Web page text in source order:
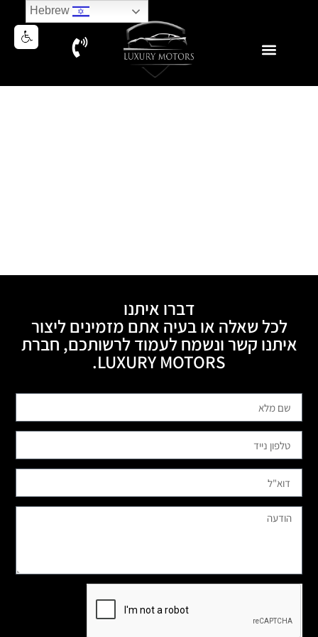
דברו איתנו
לכל שאלה או בעיה אתם מזמינים ליצור
איתנו קשר ונשמח לעמוד לרשותכם, חברת
LUXURY MOTORS.
Hebrew